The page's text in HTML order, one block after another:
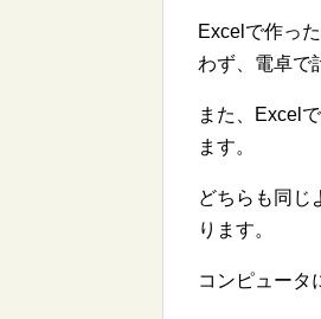
Excelで作っ
わず、電卓で
また、Excel
ます。
どちらも同じ
ります。
コンピュータ